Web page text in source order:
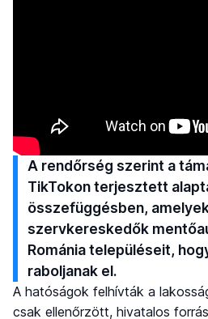
A rendőrség szerint a
TikTokon terjesztett
összefüggésben,
szervkereskedők
Románia településeit,
raboljanak el.
A hatóságok felhívták a
csak ellenőrzött, hivatalos